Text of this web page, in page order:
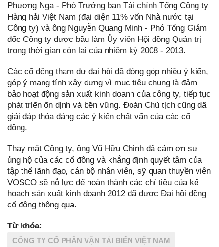
Phương Nga - Phó Trưởng ban Tài chính Tổng Công ty
Hàng hải Việt Nam (đại diện 11% vốn Nhà nước tại
Công ty) và ông Nguyễn Quang Minh - Phó Tổng Giám
đốc Công ty được bầu làm Ủy viên Hội đồng Quản trị
trong thời gian còn lại của nhiệm kỳ 2008 - 2013.
Các cổ đông tham dự đại hội đã đóng góp nhiều ý kiến,
góp ý mang tính xây dựng vì mục tiêu chung là đảm
bảo hoạt động sản xuất kinh doanh của công ty, tiếp tục
phát triển ổn định và bền vững. Đoàn Chủ tịch cũng đã
giải đáp thỏa đáng các ý kiến chất vấn của các cổ
đông.
Thay mặt Công ty, ông Vũ Hữu Chinh đã cảm ơn sự
ủng hộ của các cổ đông và khẳng định quyết tâm của
tập thể lãnh đạo, cán bộ nhân viên, sỹ quan thuyền viên
VOSCO sẽ nỗ lực để hoàn thành các chỉ tiêu của kế
hoạch sản xuất kinh doanh 2012 đã được Đại hội đồng
cổ đông thông qua.
Từ khóa:
CÔNG TY CỔ PHẦN VẬN TẢI BIỂN VIỆT NAM